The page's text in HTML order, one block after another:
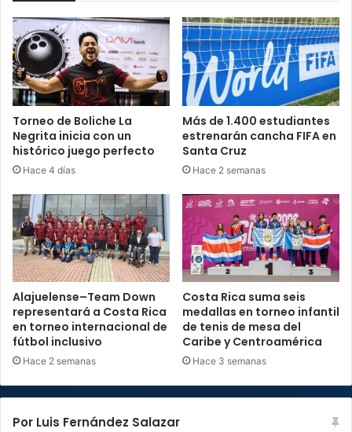
Torneo de Boliche La
Negrita inicia con un
histórico juego perfecto
Hace 4 días
Más de 1.400 estudiantes
estrenarán cancha FIFA en
Santa Cruz
Hace 2 semanas
Alajuelense–Team Down
representará a Costa Rica
en torneo internacional de
fútbol inclusivo
Hace 2 semanas
Costa Rica suma seis
medallas en torneo infantil
de tenis de mesa del
Caribe y Centroamérica
Hace 3 semanas
Por Luis Fernández Salazar